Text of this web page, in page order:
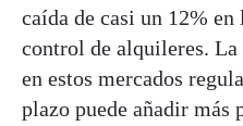
caída de casi un 12%
control de alquileres.
en estos mercados
plazo puede añadir más